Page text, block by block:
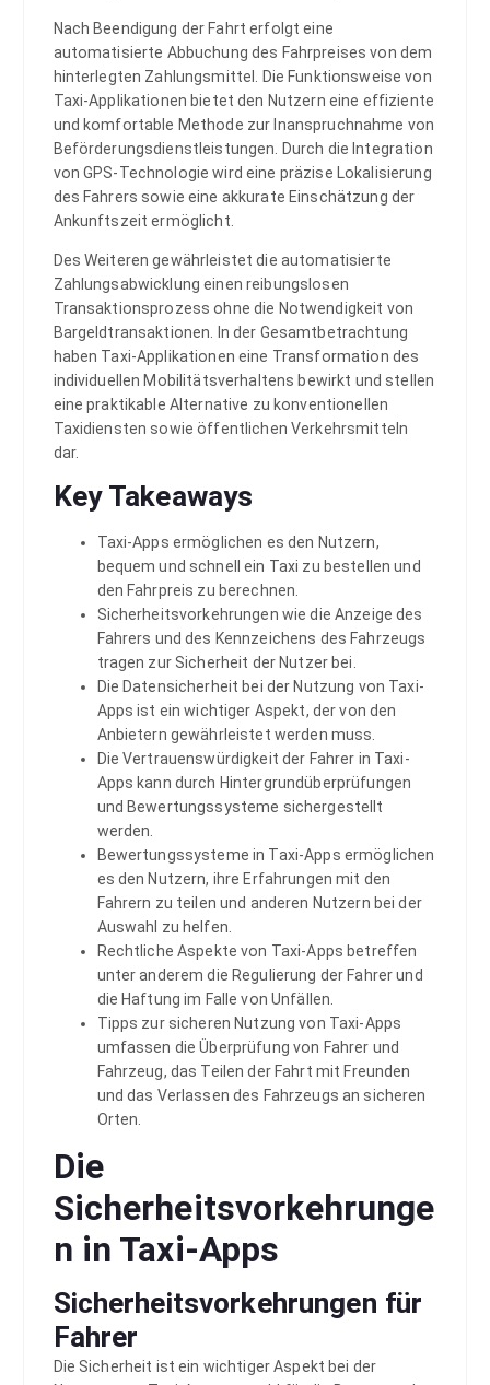
Nach Beendigung der Fahrt erfolgt eine
automatisierte Abbuchung des Fahrpreises von dem
hinterlegten Zahlungsmittel. Die Funktionsweise von
Taxi-Applikationen bietet den Nutzern eine effiziente
und komfortable Methode zur Inanspruchnahme von
Beförderungsdienstleistungen. Durch die Integration
von GPS-Technologie wird eine präzise Lokalisierung
des Fahrers sowie eine akkurate Einschätzung der
Ankunftszeit ermöglicht.
Des Weiteren gewährleistet die automatisierte
Zahlungsabwicklung einen reibungslosen
Transaktionsprozess ohne die Notwendigkeit von
Bargeldtransaktionen. In der Gesamtbetrachtung
haben Taxi-Applikationen eine Transformation des
individuellen Mobilitätsverhaltens bewirkt und stellen
eine praktikable Alternative zu konventionellen
Taxidiensten sowie öffentlichen Verkehrsmitteln
dar.
Key Takeaways
Taxi-Apps ermöglichen es den Nutzern,
bequem und schnell ein Taxi zu bestellen und
den Fahrpreis zu berechnen.
Sicherheitsvorkehrungen wie die Anzeige des
Fahrers und des Kennzeichens des Fahrzeugs
tragen zur Sicherheit der Nutzer bei.
Die Datensicherheit bei der Nutzung von Taxi-
Apps ist ein wichtiger Aspekt, der von den
Anbietern gewährleistet werden muss.
Die Vertrauenswürdigkeit der Fahrer in Taxi-
Apps kann durch Hintergrundüberprüfungen
und Bewertungssysteme sichergestellt
werden.
Bewertungssysteme in Taxi-Apps ermöglichen
es den Nutzern, ihre Erfahrungen mit den
Fahrern zu teilen und anderen Nutzern bei der
Auswahl zu helfen.
Rechtliche Aspekte von Taxi-Apps betreffen
unter anderem die Regulierung der Fahrer und
die Haftung im Falle von Unfällen.
Tipps zur sicheren Nutzung von Taxi-Apps
umfassen die Überprüfung von Fahrer und
Fahrzeug, das Teilen der Fahrt mit Freunden
und das Verlassen des Fahrzeugs an sicheren
Orten.
Die
Sicherheitsvorkehrunge
n in Taxi-Apps
Sicherheitsvorkehrungen für
Fahrer
Die Sicherheit ist ein wichtiger Aspekt bei der